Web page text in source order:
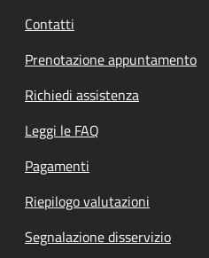
Contatti
Prenotazione appuntamento
Richiedi assistenza
Leggi le FAQ
Pagamenti
Riepilogo valutazioni
Segnalazione disservizio